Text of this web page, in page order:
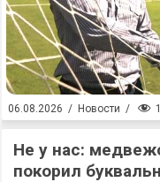
06.08.2026 / Новости /
Не у нас:
покорил